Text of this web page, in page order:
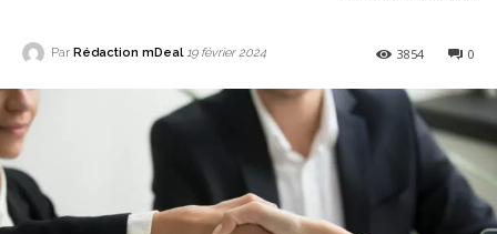
Par Rédaction mDeal 19 février 2024 0
3854